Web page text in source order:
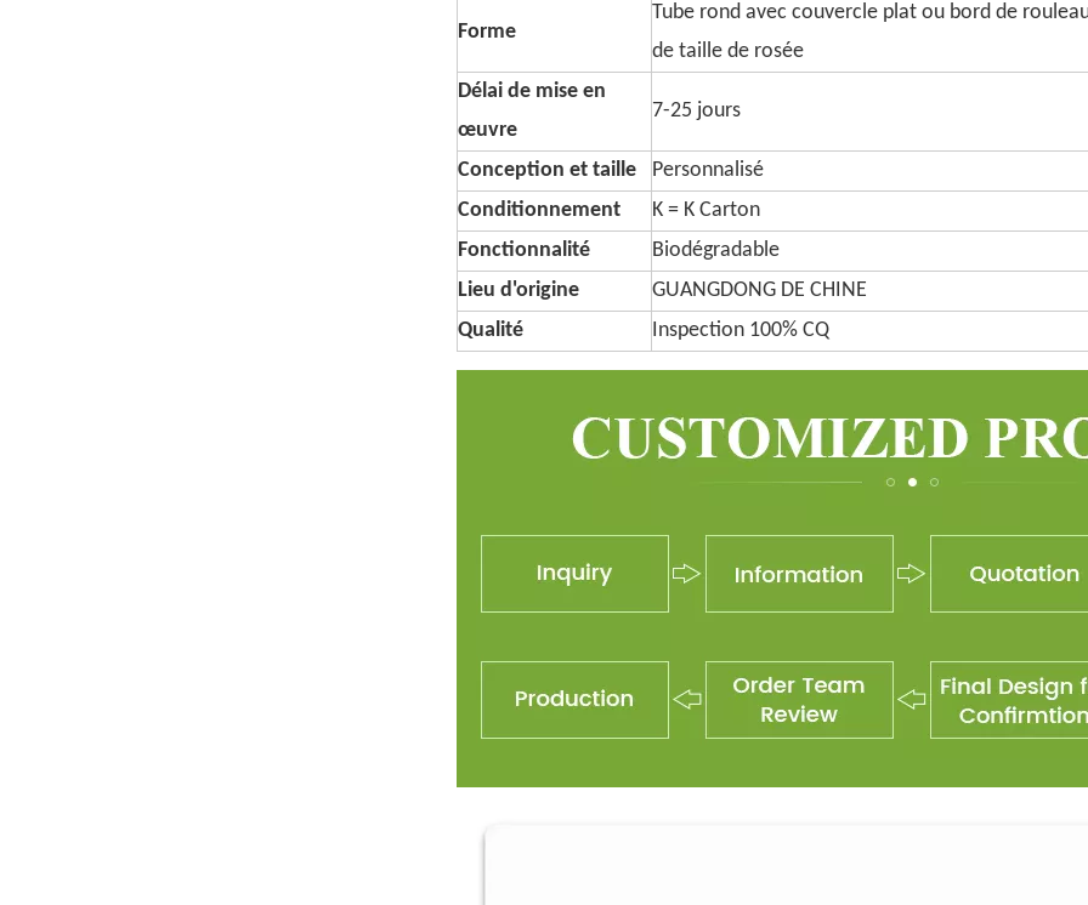
Forme
Tube rond avec couvercle plat ou bord de
de taille de rosée
Délai de mise en
œuvre
7-25 jours
Conception et taille
Personnalisé
Conditionnement
K = K Carton
Fonctionnalité
Biodégradable
Lieu d'origine
GUANGDONG DE CHINE
Qualité
Inspection 100% CQ